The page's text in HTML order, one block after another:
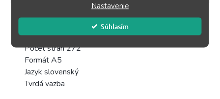
Nastavenie
Súhlasím
Podrobný popis
Vydanie 2025
Počet strán 272
Formát A5
Jazyk slovenský
Tvrdá väzba